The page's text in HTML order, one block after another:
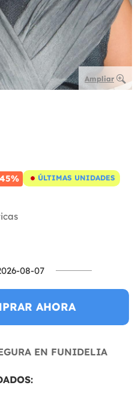
Ampliar
45% ÚLTIMAS UNIDADES
08-07
AHORA
EN FUNIDELIA